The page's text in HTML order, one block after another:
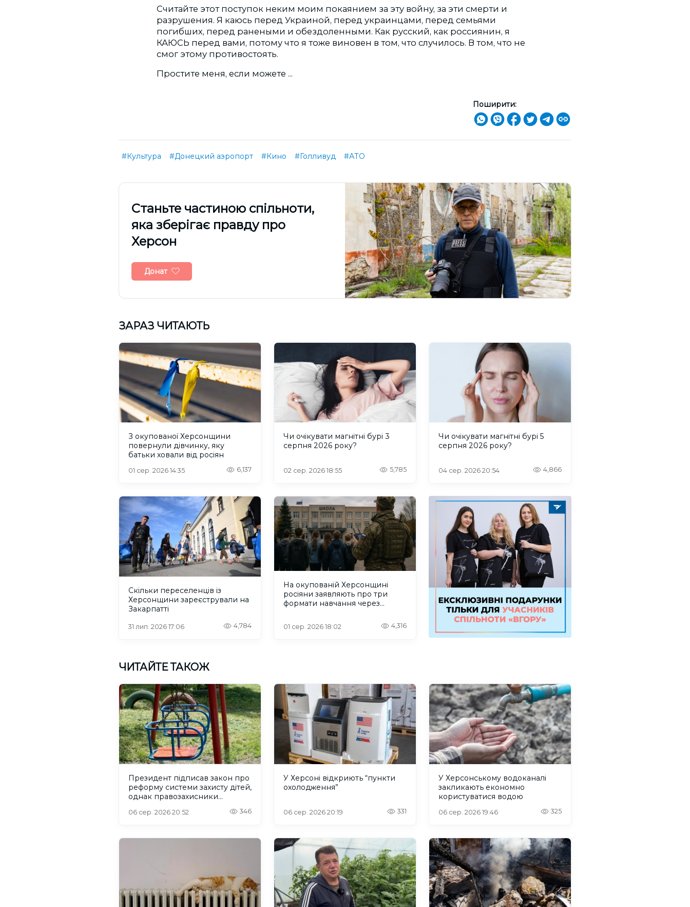
Считайте этот поступок неким моим покаянием за эту войну, за эти смерти и
разрушения. Я каюсь перед Украиной, перед украинцами, перед семьями
погибших, перед ранеными и обездоленными. Как русский, как россиянин, я
КАЮСЬ перед вами, потому что я тоже виновен в том, что случилось. В том, что не
смог этому противостоять.
Простите меня, если можете ...
Поширити:
#Культура #Донецкий аэропорт #Кино #Голливуд #АТО
Cтаньте частиною спільноти,
яка зберігає правду про
Херсон
Донат
ЗАРАЗ ЧИТАЮТЬ
З окупованої Херсонщини
повернули дівчинку, яку
батьки ховали від росіян
01 сер. 2026 14:35 6,137
Чи очікувати магнітні бурі 3
серпня 2026 року?
02 сер. 2026 18:55 5,785
Чи очікувати магнітні бурі 5
серпня 2026 року?
04 сер. 2026 20:54 4,866
Скільки переселенців із
Херсонщини зареєстрували на
Закарпатті
31 лип. 2026 17:06 4,784
На окупованій Херсонщині
росіяни заявляють про три
формати навчання через
01 сер. 2026 18:02 4,316
ЧИТАЙТЕ ТАКОЖ
Президент підписав закон про
реформу системи захисту дітей,
однак правозахисники
06 сер. 2026 20:52 346
У Херсоні відкриють “пункти
охолодження”
06 сер. 2026 20:19 331
У Херсонському водоканалі
закликають економно
користуватися водою
06 сер. 2026 19:46 325